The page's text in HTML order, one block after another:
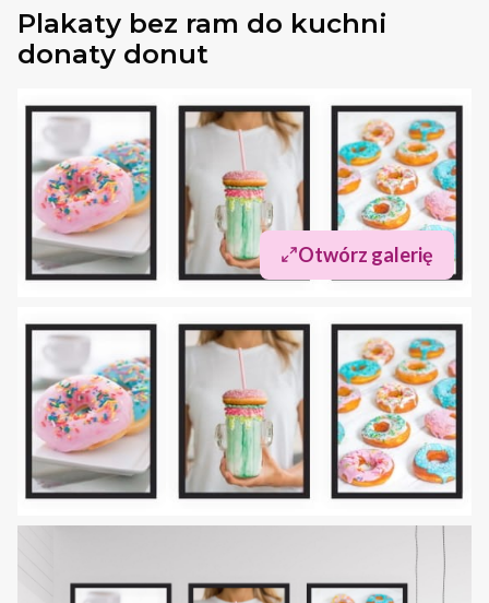
Plakaty bez ram do kuchni
donaty donut
Otwórz galerię